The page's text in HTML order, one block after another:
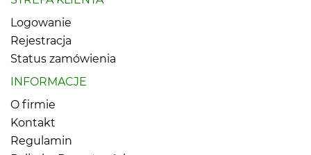
Logowanie
Rejestracja
Status zamówienia
INFORMACJE
O firmie
Kontakt
Regulamin